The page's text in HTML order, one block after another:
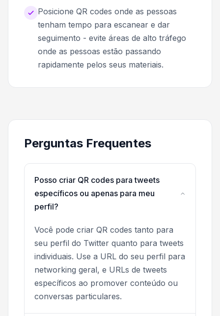
Posicione QR codes onde as pessoas
tenham tempo para escanear e dar
seguimento - evite áreas de alto tráfego
onde as pessoas estão passando
rapidamente pelos seus materiais.
Perguntas Frequentes
Posso criar QR codes para tweets
específicos ou apenas para meu
perfil?
Você pode criar QR codes tanto para
seu perfil do Twitter quanto para tweets
individuais. Use a URL do seu perfil para
networking geral, e URLs de tweets
específicos ao promover conteúdo ou
conversas particulares.